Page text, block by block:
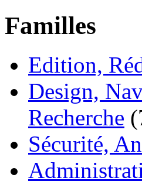
Familles
Edition,
Design,
Recherche
Sécurité,